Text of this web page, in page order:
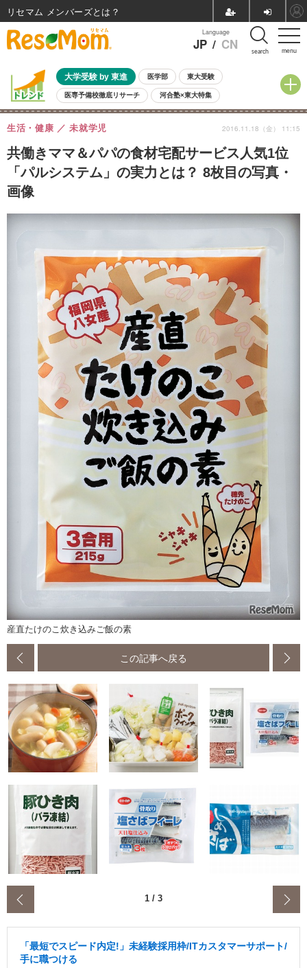
menu
Language
JP / CN search
大学受験 by 東進 医学部 東大受験
医専予備校徹底リサーチ 河合塾×東大特集
親子で考える大学選び 高校受験 中学受験 小学校受験
共通テスト 夏休み
8月開催イベント・WS 全国公立高校 過去問 人気記事
自由研究教材（小学生向け） 自由研究教材（中学生向け） ランキング
共働きママ＆パパの食材宅配サービス人気1位
「パルシステム」の実力とは？ 8枚目の写真・
画像
生活・健康 未就学児 2016.11.18（金） 11:15
産直たけのこ炊き込みご飯の素
この記事へ戻る
1 / 3
「最短でスピード内定!」未経験採用枠/ITカスタマーサポート/
手に職つける
リセマム メンバーズ